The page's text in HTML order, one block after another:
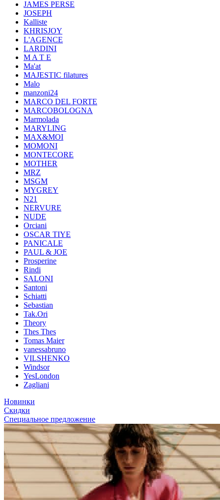
JAMES PERSE
JOSEPH
Kalliste
KHRISJOY
L'AGENCE
LARDINI
M A T E
Ma'at
MAJESTIC filatures
Malo
manzoni24
MARCO DEL FORTE
MARCOBOLOGNA
Marmolada
MARYLING
MAX&MOI
MOMONI
MONTECORE
MOTHER
MRZ
MSGM
MYGREY
N21
NERVURE
NUDE
Orciani
OSCAR TIYE
PANICALE
PAUL & JOE
Prosperine
Rindi
SALONI
Santoni
Schiatti
Sebastian
Tak.Ori
Theory
Thes Thes
Tomas Maier
vanessabruno
VILSHENKO
Windsor
YesLondon
Zagliani
Новинки
Скидки
Специальное предложение